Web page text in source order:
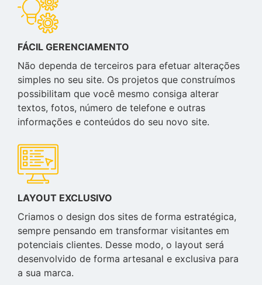
FÁCIL GERENCIAMENTO
Não dependa de terceiros para efetuar alterações
simples no seu site. Os projetos que construímos
possibilitam que você mesmo consiga alterar
textos, fotos, número de telefone e outras
informações e conteúdos do seu novo site.
LAYOUT EXCLUSIVO
Criamos o design dos sites de forma estratégica,
sempre pensando em transformar visitantes em
potenciais clientes. Desse modo, o layout será
desenvolvido de forma artesanal e exclusiva para
a sua marca.